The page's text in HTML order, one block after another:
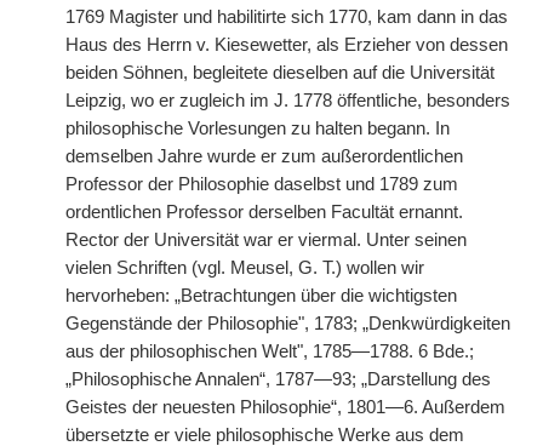
1769 Magister und habilitirte sich 1770, kam dann in das
Haus des Herrn v. Kiesewetter, als Erzieher von dessen
beiden Söhnen, begleitete dieselben auf die Universität
Leipzig, wo er zugleich im J. 1778 öffentliche, besonders
philosophische Vorlesungen zu halten begann. In
demselben Jahre wurde er zum außerordentlichen
Professor der Philosophie daselbst und 1789 zum
ordentlichen Professor derselben Facultät ernannt.
Rector der Universität war er viermal. Unter seinen
vielen Schriften (vgl. Meusel, G. T.) wollen wir
hervorheben: „Betrachtungen über die wichtigsten
Gegenstände der Philosophie", 1783; „Denkwürdigkeiten
aus der philosophischen Welt", 1785—1788. 6 Bde.;
„Philosophische Annalen“, 1787—93; „Darstellung des
Geistes der neuesten Philosophie“, 1801—6. Außerdem
übersetzte er viele philosophische Werke aus dem